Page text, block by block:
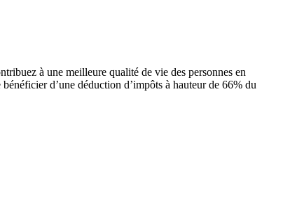
à une meilleure qualité de vie des personnes en
d’une déduction d’impôts à hauteur de 66% du